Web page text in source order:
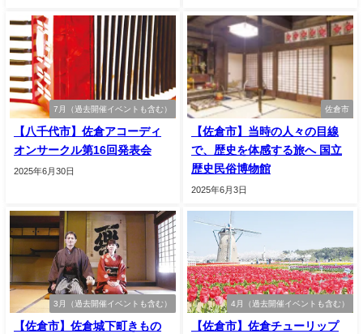
7月（過去開催イベントも含む）
【八千代市】佐倉アコーディ
オンサークル第16回発表会
2025年6月30日
佐倉市
【佐倉市】当時の人々の目線
で、歴史を体感する旅へ 国立
歴史民俗博物館
2025年6月3日
3月（過去開催イベントも含む）
【佐倉市】佐倉城下町きもの
4月（過去開催イベントも含む）
【佐倉市】佐倉チューリップ